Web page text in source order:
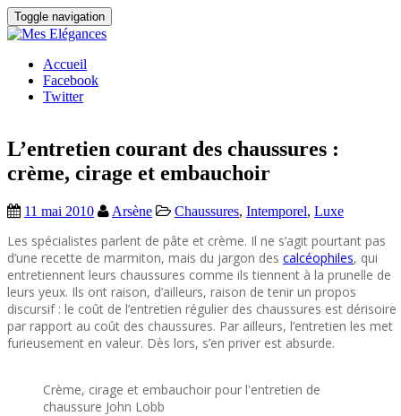
Toggle navigation
Accueil
Facebook
Twitter
L’entretien courant des chaussures :
crème, cirage et embauchoir
11 mai 2010 Arsène Chaussures, Intemporel, Luxe
Les spécialistes parlent de pâte et crème. Il ne s’agit pourtant pas
d’une recette de marmiton, mais du jargon des calcéophiles, qui
entretiennent leurs chaussures comme ils tiennent à la prunelle de
leurs yeux. Ils ont raison, d’ailleurs, raison de tenir un propos
discursif : le coût de l’entretien régulier des chaussures est dérisoire
par rapport au coût des chaussures. Par ailleurs, l’entretien les met
furieusement en valeur. Dès lors, s’en priver est absurde.
Crème, cirage et embauchoir pour l'entretien de
chaussure John Lobb